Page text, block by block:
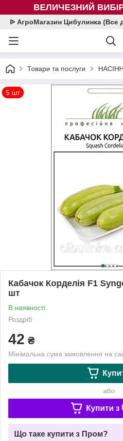
ВЕЛИЧЕЗНИЙ
ᐉ АгроМагазин Цибулинка (Все
Товари та послуги
5 шт
Кабачок Корделія F1
шт
В наявності
Роздріб
42 ₴
Мінімальна сума замовлення на
або
Купити з
Що таке купити з Пром?